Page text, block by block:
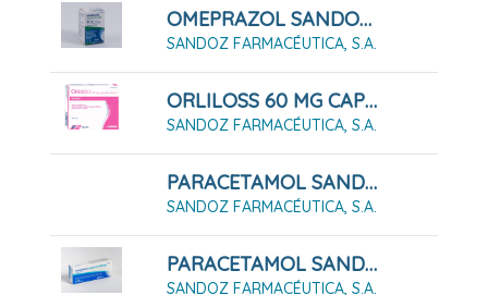
OMEPRAZOL SANDOZ CARE 20 Mg Cápsulas Duras Gastrorresistentes, 14 Cápsulas Gastrorresistentes
SANDOZ FARMACÉUTICA, S.A.
ORLILOSS 60 MG CAPSULAS DURAS , 42 Cápsulas (Blister)
SANDOZ FARMACÉUTICA, S.A.
PARACETAMOL SANDOZ CARE 1 G COMPRIMIDOS
SANDOZ FARMACÉUTICA, S.A.
PARACETAMOL SANDOZ CARE 500 MG COMPRIMIDOS
SANDOZ FARMACÉUTICA, S.A.